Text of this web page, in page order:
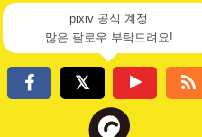
pixiv 공식 계정
많은 팔로우 부탁드려요!